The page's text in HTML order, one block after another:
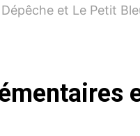
et Le Petit